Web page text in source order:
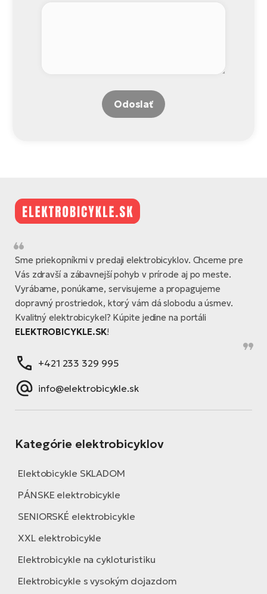
Odoslať
Sme priekopníkmi v predaji elektrobicyklov. Chceme pre
Vás zdravší a zábavnejší pohyb v prírode aj po meste.
Vyrábame, ponúkame, servisujeme a propagujeme
dopravný prostriedok, ktorý vám dá slobodu a úsmev.
Kvalitný elektrobicykel? Kúpite jedine na portáli
ELEKTROBICYKLE.SK!
+421 233 329 995
info@elektrobicykle.sk
Kategórie elektrobicyklov
Elektobicykle SKLADOM
PÁNSKE elektrobicykle
SENIORSKÉ elektrobicykle
XXL elektrobicykle
Elektrobicykle na cykloturistiku
Elektrobicykle s vysokým dojazdom